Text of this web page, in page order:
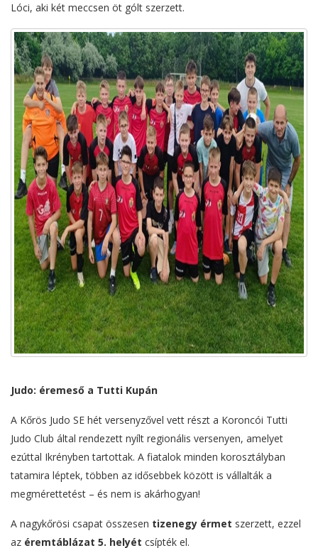
Lóci, aki két meccsen öt gólt szerzett.
Judo: éremeső a Tutti Kupán
A Kőrös Judo SE hét versenyzővel vett részt a Koroncói Tutti
Judo Club által rendezett nyílt regionális versenyen, amelyet
ezúttal Ikrényben tartottak. A fiatalok minden korosztályban
tatamira léptek, többen az idősebbek között is vállalták a
megmérettetést – és nem is akárhogyan!
A nagykőrösi csapat összesen tizenegy érmet szerzett, ezzel
az éremtáblázat 5. helyét csípték el.